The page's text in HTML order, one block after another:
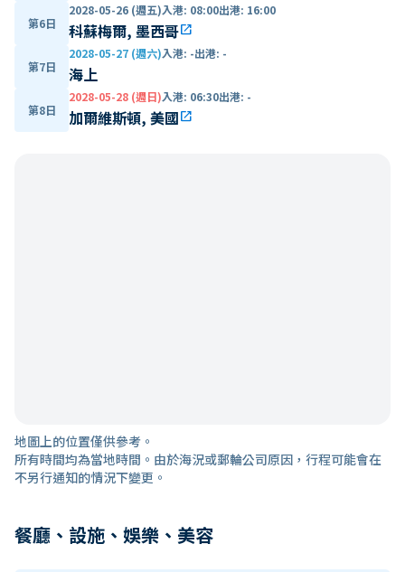
第6日
2028-05-26 (週五)入港: 08:00出港: 16:00
科蘇梅爾, 墨西哥open_in_new
第7日
2028-05-27 (週六)入港: -出港: -
海上
第8日
2028-05-28 (週日)入港: 06:30出港: -
加爾維斯頓, 美國open_in_new
地圖上的位置僅供參考。
所有時間均為當地時間。由於海況或郵輪公司原因，行程可能會在
不另行通知的情況下變更。
餐廳、設施、娛樂、美容